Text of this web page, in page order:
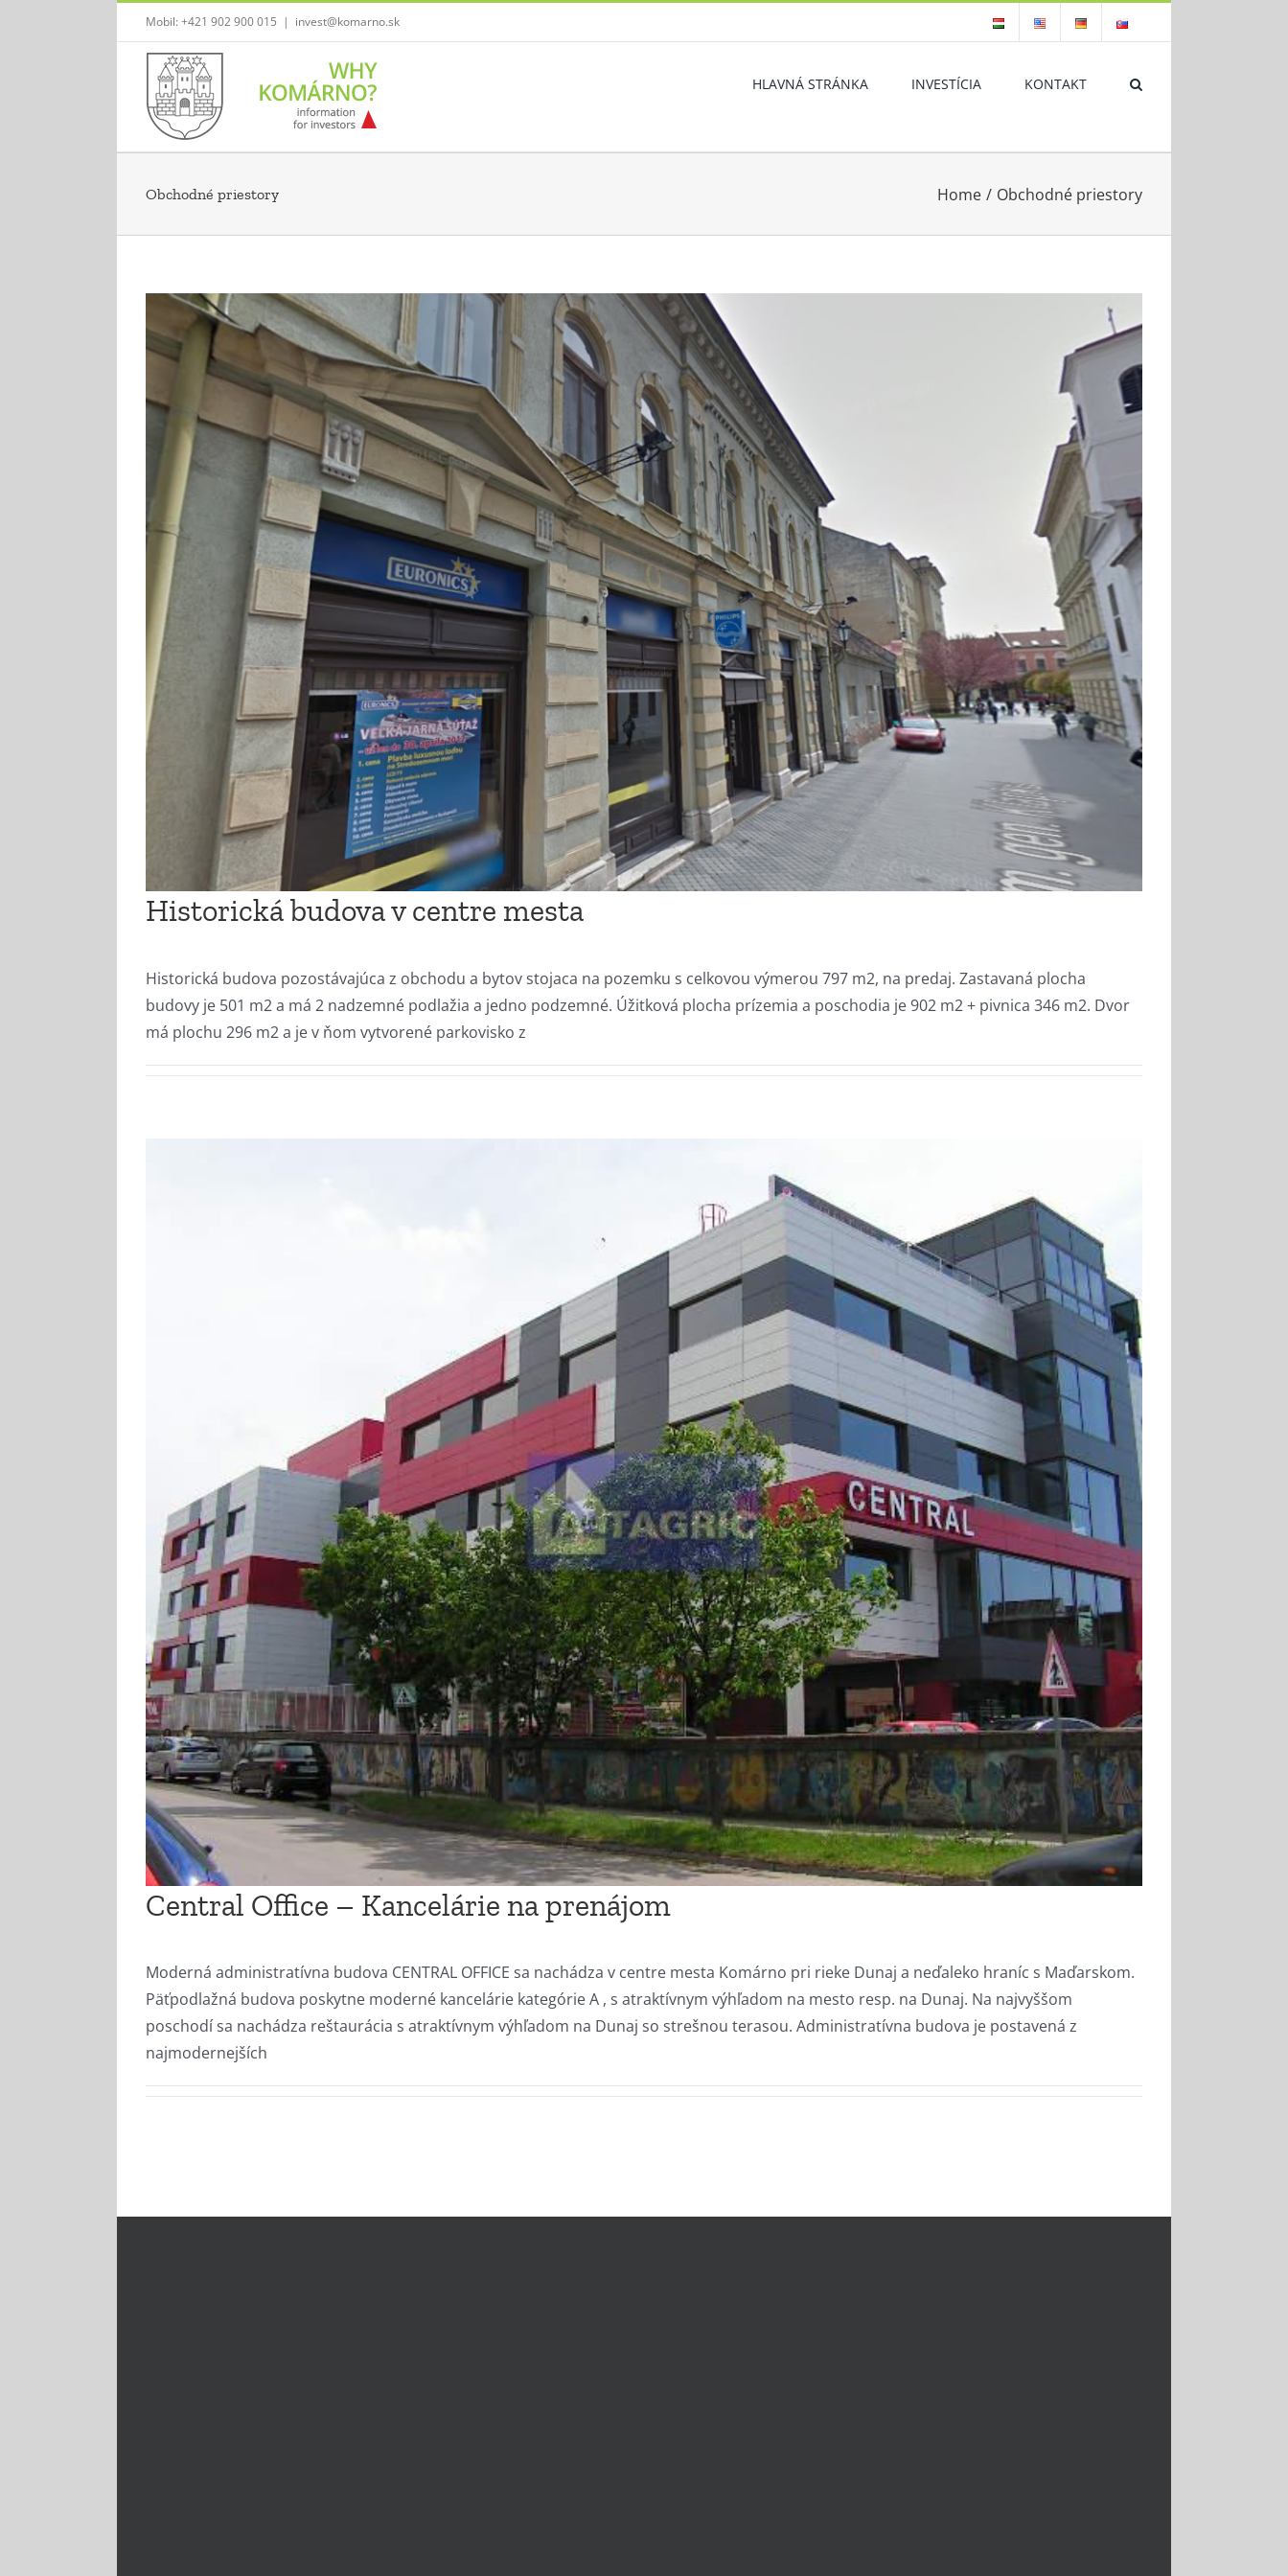
Mobil: +421 902 900 015 | invest@komarno.sk
HLAVNÁ STRÁNKA INVESTÍCIA KONTAKT
Obchodné priestory Home / Obchodné priestory
Historická budova v centre mesta
Historická budova pozostávajúca z obchodu a bytov stojaca na pozemku s celkovou výmerou 797 m2, na predaj. Zastavaná plocha
budovy je 501 m2 a má 2 nadzemné podlažia a jedno podzemné. Úžitková plocha prízemia a poschodia je 902 m2 + pivnica 346 m2. Dvor
má plochu 296 m2 a je v ňom vytvorené parkovisko z
Central Office – Kancelárie na prenájom
Moderná administratívna budova CENTRAL OFFICE sa nachádza v centre mesta Komárno pri rieke Dunaj a neďaleko hraníc s Maďarskom.
Päťpodlažná budova poskytne moderné kancelárie kategórie A , s atraktívnym výhľadom na mesto resp. na Dunaj. Na najvyššom
poschodí sa nachádza reštaurácia s atraktívnym výhľadom na Dunaj so strešnou terasou. Administratívna budova je postavená z
najmodernejších